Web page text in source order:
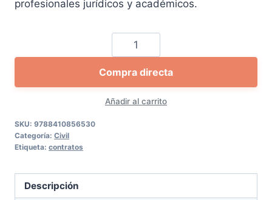
profesionales jurídicos y académicos.
Derecho
de
contratos
cantidad
Añadir al carrito
Compra directa
SKU: 9788410856530
Categoría: Civil
Etiqueta: contratos
Descripción